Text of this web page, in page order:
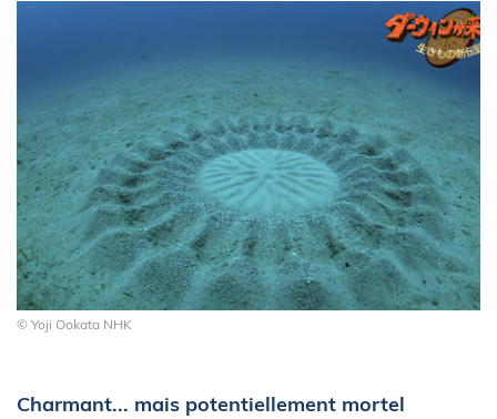
© Yoji Ookata NHK
Charmant... mais potentiellement mortel